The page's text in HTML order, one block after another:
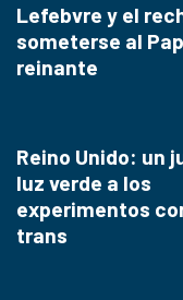
Lefebvre y el
someterse al
reinante
Reino Unido: un
luz verde a los
experimentos
trans